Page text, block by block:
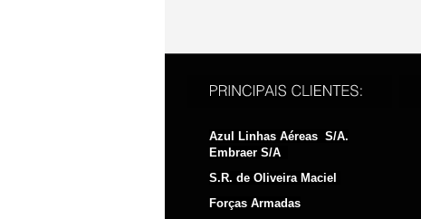
Azul Linhas Aéreas S/A.
Embraer S/A
S.R. de Oliveira Maciel
Forças Armadas